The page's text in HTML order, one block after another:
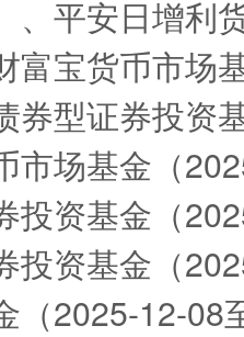
、平安日增利
富宝货币市场
券型证券投资
市场基金（
投资基金（
投资基金（
（2025-12-08